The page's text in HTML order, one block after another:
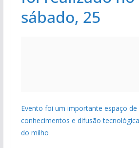
sábado, 25
Evento foi um importante espaço de
conhecimentos e difusão
do milho